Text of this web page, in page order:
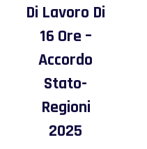
Di Lavoro Di
16 Ore –
Accordo
Stato-
Regioni
2025